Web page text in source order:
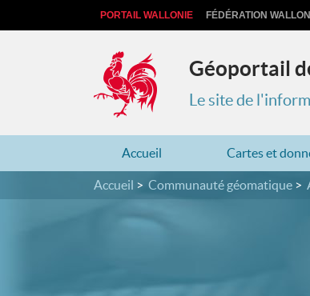
PORTAIL WALLONIE FÉDÉRATION
Géoportail
Le site de
Accueil Cartes et
Accueil Communauté géomatique